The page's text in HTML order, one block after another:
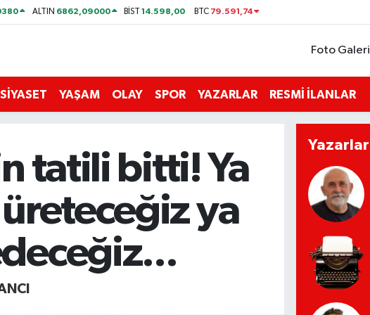
ALTIN 6862,09000 BİST14.598,00 BTC 79.591,74
Foto Galeri
SİYASET YAŞAM OLAY SPOR YAZARLAR RESMİ İLANLAR
tatili bitti! Ya
ya
Yazarlar